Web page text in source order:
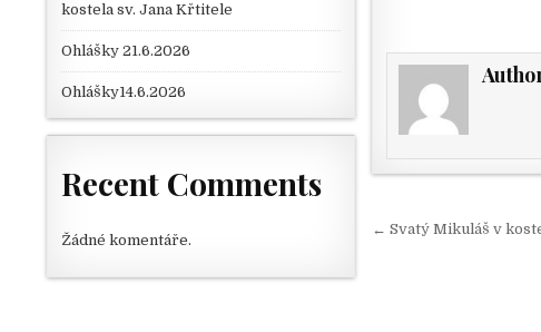
Navigace
← Svatý Mikuláš v
kostela sv. Jana Křtitele
Ohlášky 21.6.2026
Ohlášky14.6.2026
Recent Comments
Žádné komentáře.